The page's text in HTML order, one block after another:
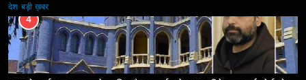
देश बड़ी ख़बर
4